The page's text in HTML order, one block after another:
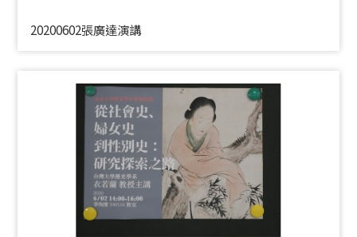
20200602張廣達演講